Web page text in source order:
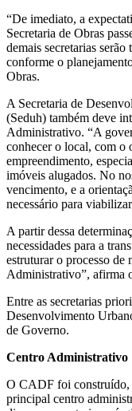
“De imediato, a
Secretaria de Obras
demais secretarias
conforme o
Obras.
A Secretaria de
(Seduh) também deve
Administrativo. “A
conhecer o local, com o
empreendimento,
imóveis alugados. No
vencimento, e a
necessário para
A partir dessa
necessidades para a
estruturar o processo de
Administrativo”, afirma
Entre as secretarias
Desenvolvimento
de Governo.
Centro Administrativo
O CADF foi construído,
principal centro